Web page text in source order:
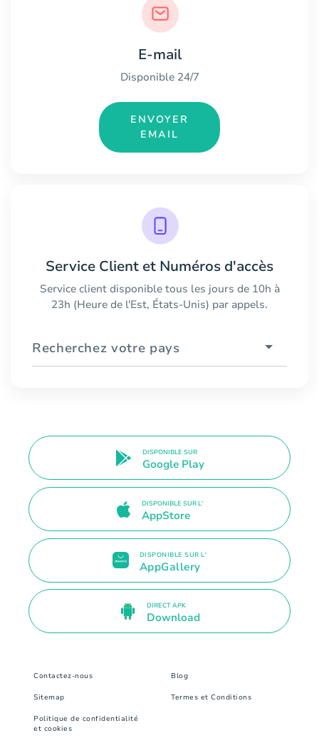
E-mail
Disponible 24/7
ENVOYER
EMAIL
Service Client et Numéros d'accès
Service client disponible tous les jours de 10h à
23h (Heure de l'Est, États-Unis) par appels.
Recherchez votre pays
DISPONIBLE SUR
Google Play
DISPONIBLE SUR L'
AppStore
DISPONIBLE SUR L'
AppGallery
DIRECT APK
Download
Contactez-nous Blog
Sitemap Termes et Conditions
Politique de confidentialité
et cookies